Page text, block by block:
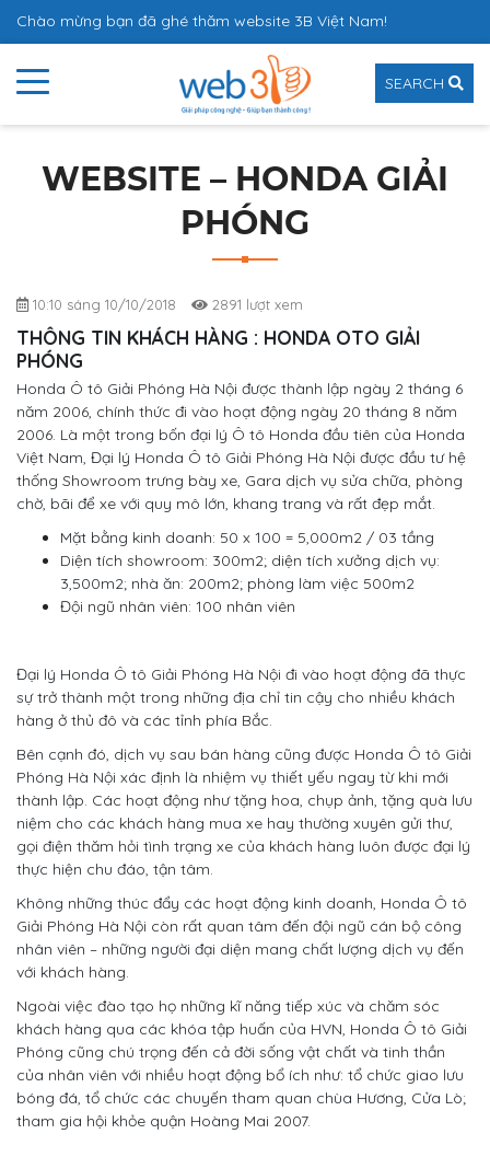
Chào mừng bạn đã ghé thăm website 3B Việt Nam!
SEARCH
WEBSITE – HONDA GIẢI
PHÓNG
10:10 sáng 10/10/2018 2891 lượt xem
THÔNG TIN KHÁCH HÀNG : HONDA OTO GIẢI
PHÓNG
Honda Ô tô Giải Phóng Hà Nội được thành lập ngày 2 tháng 6
năm 2006, chính thức đi vào hoạt động ngày 20 tháng 8 năm
2006. Là một trong bốn đại lý Ô tô Honda đầu tiên của Honda
Việt Nam, Đại lý Honda Ô tô Giải Phóng Hà Nội được đầu tư hệ
thống Showroom trưng bày xe, Gara dịch vụ sửa chữa, phòng
chờ, bãi để xe với quy mô lớn, khang trang và rất đẹp mắt.
Mặt bằng kinh doanh: 50 x 100 = 5,000m2 / 03 tầng
Diện tích showroom: 300m2; diện tích xưởng dịch vụ:
3,500m2; nhà ăn: 200m2; phòng làm việc 500m2
Đội ngũ nhân viên: 100 nhân viên
Đại lý Honda Ô tô Giải Phóng Hà Nội đi vào hoạt động đã thực
sự trở thành một trong những địa chỉ tin cậy cho nhiều khách
hàng ở thủ đô và các tỉnh phía Bắc.
Bên cạnh đó, dịch vụ sau bán hàng cũng được Honda Ô tô Giải
Phóng Hà Nội xác định là nhiệm vụ thiết yếu ngay từ khi mới
thành lập. Các hoạt động như tặng hoa, chụp ảnh, tặng quà lưu
niệm cho các khách hàng mua xe hay thường xuyên gửi thư,
gọi điện thăm hỏi tình trạng xe của khách hàng luôn được đại lý
thực hiện chu đáo, tận tâm.
Không những thúc đẩy các hoạt động kinh doanh, Honda Ô tô
Giải Phóng Hà Nội còn rất quan tâm đến đội ngũ cán bộ công
nhân viên – những người đại diện mang chất lượng dịch vụ đến
với khách hàng.
Ngoài việc đào tạo họ những kĩ năng tiếp xúc và chăm sóc
khách hàng qua các khóa tập huấn của HVN, Honda Ô tô Giải
Phóng cũng chú trọng đến cả đời sống vật chất và tinh thần
của nhân viên với nhiều hoạt động bổ ích như: tổ chức giao lưu
bóng đá, tổ chức các chuyến tham quan chùa Hương, Cửa Lò;
tham gia hội khỏe quận Hoàng Mai 2007.